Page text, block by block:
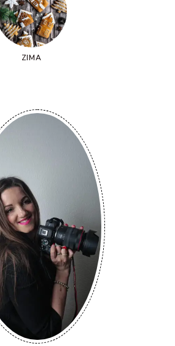
ZIMA